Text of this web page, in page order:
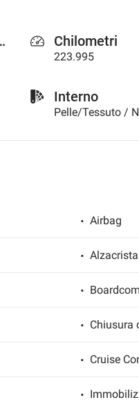
Chilometri
223.995
Interno
Pelle/Tessuto /
Airbag
Chiusura
Cruise